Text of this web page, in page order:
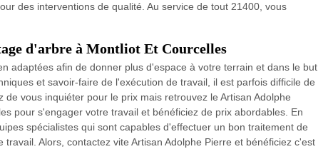
des interventions de qualité. Au service de tout 21400, vous
d'arbre à Montliot Et Courcelles
adaptées afin de donner plus d'espace à votre terrain et dans le but
et savoir-faire de l'exécution de travail, il est parfois difficile de
vous inquiéter pour le prix mais retrouvez le Artisan Adolphe
pour s'engager votre travail et bénéficiez de prix abordables. En
spécialistes qui sont capables d'effectuer un bon traitement de
Alors, contactez vite Artisan Adolphe Pierre et bénéficiez c'est